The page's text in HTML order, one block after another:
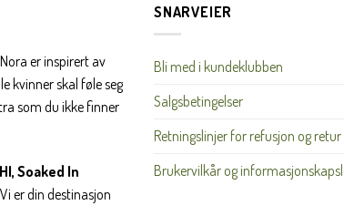
er inspirert av
kvinner skal føle seg
som du ikke finner
Soaked In
er din destinasjon
SNARVEIER
Bli med i kundeklubben
Salgsbetingelser
Retningslinjer for refusjon og retur
Brukervilkår og